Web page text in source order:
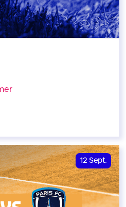
12 Sept.